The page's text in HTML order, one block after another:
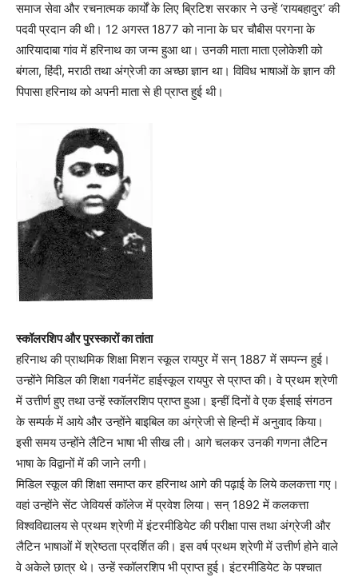
समाज सेवा और रचनात्मक कार्यों के लिए ब्रिटिश सरकार ने उन्हें ‘रायबहादुर’ की
पदवी प्रदान की थी। 12 अगस्त 1877 को नाना के घर चौबीस परगना के
आरियादाबा गांव में हरिनाथ का जन्म हुआ था। उनकी माता माता एलोकेशी को
बंगला, हिंदी, मराठी तथा अंग्रेजी का अच्छा ज्ञान था। विविध भाषाओं के ज्ञान की
पिपासा हरिनाथ को अपनी माता से ही प्राप्त हुई थी।
स्कॉलरशिप और पुरस्कारों का तांता
हरिनाथ की प्राथमिक शिक्षा मिशन स्कूल रायपुर में सन् 1887 में सम्पन्न हुई।
उन्होंने मिडिल की शिक्षा गवर्नमेंट हाईस्कूल रायपुर से प्राप्त की। वे प्रथम श्रेणी
में उत्तीर्ण हुए तथा उन्हें स्कॉलरशिप प्राप्त हुआ। इन्हीं दिनों वे एक ईसाई संगठन
के सम्पर्क में आये और उन्होंने बाइबिल का अंग्रेजी से हिन्दी में अनुवाद किया।
इसी समय उन्होंने लैटिन भाषा भी सीख ली। आगे चलकर उनकी गणना लैटिन
भाषा के विद्वानों में की जाने लगी।
मिडिल स्कूल की शिक्षा समाप्त कर हरिनाथ आगे की पढ़ाई के लिये कलकत्ता गए।
वहां उन्होंने सेंट जेवियर्स कॉलेज में प्रवेश लिया। सन् 1892 में कलकत्ता
विश्वविद्यालय से प्रथम श्रेणी में इंटरमीडियेट की परीक्षा पास तथा अंग्रेजी और
लैटिन भाषाओं में श्रेष्ठता प्रदर्शित की। इस वर्ष प्रथम श्रेणी में उत्तीर्ण होने वाले
वे अकेले छात्र थे। उन्हें स्कॉलरशिप भी प्राप्त हुई। इंटरमीडियेट के पश्चात